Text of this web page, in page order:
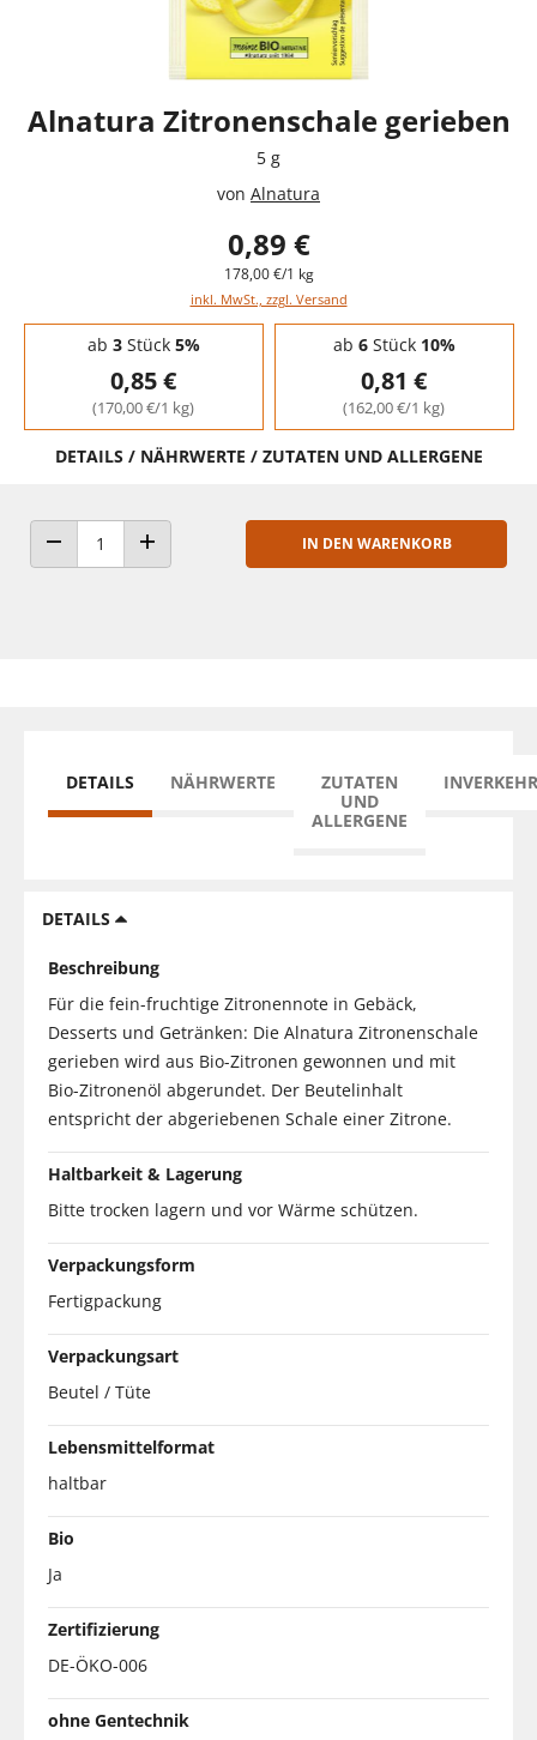
Alnatura Zitronenschale gerieben
5 g
von Alnatura
0,89 €
178,00 €/1 kg
inkl. MwSt., zzgl. Versand
Staffelpreise - Mengenrabatt
ab 3Stück 5%
0,85 €
(170,00 €/1 kg)
ab 6Stück 10%
0,81 €
(162,00 €/1 kg)
DETAILS / NÄHRWERTE / ZUTATEN UND ALLERGENE
ANZAHL VERRINGERNANZAHL ERHÖHEN
IN DEN WARENKORB
DETAILS NÄHRWERTE
ZUTATEN
UND
ALLERGENE
DETAILS
Beschreibung
Für die fein-fruchtige Zitronennote in Gebäck,
Desserts und Getränken: Die Alnatura Zitronenschale
gerieben wird aus Bio-Zitronen gewonnen und mit
Bio-Zitronenöl abgerundet. Der Beutelinhalt
entspricht der abgeriebenen Schale einer Zitrone.
Haltbarkeit & Lagerung
Bitte trocken lagern und vor Wärme schützen.
Verpackungsform
Fertigpackung
Verpackungsart
Beutel / Tüte
Lebensmittelformat
haltbar
Bio
Ja
Zertifizierung
DE-ÖKO-006
ohne Gentechnik